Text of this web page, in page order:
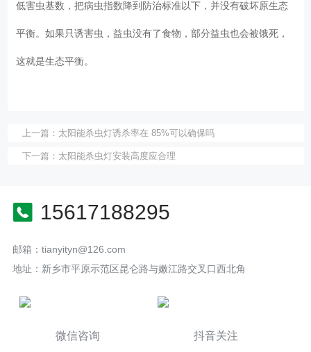
低害虫基数，把病虫指数降到防治标准以下，并没有破坏原生态
平衡。如果只诱害虫，益虫没有了食物，部分益虫也会被饿死，
这就是生态平衡。
上一篇： 太阳能杀虫灯诱杀率在 85%可以确保吗
下一篇： 太阳能杀虫灯安装高度应合理
15617188295
邮箱：tianyityn@126.com
地址：新乡市平原示范区昆仑路与嫩江路交叉口西北角
微信咨询 抖音关注